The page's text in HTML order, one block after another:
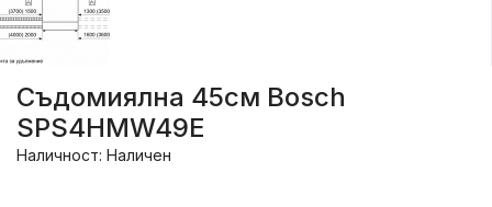
Съдомиялна 45см Bosch
SPS4HMW49E
Наличност: Наличен